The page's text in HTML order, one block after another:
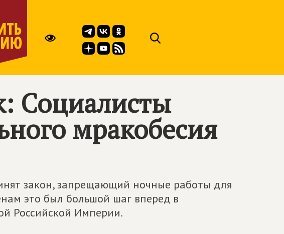
Социалисты
мракобесия
закон, запрещающий ночные работы для
это был большой шаг вперед в
Российской Империи.